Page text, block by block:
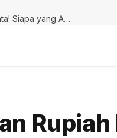
TERKUAK! 6 Juta Data Ganda Guncang Program Makan Bergizi Gratis, Potensi Perubahan Besar di Depan Mata! Siapa yang Akan Terdampak?
Rupiah